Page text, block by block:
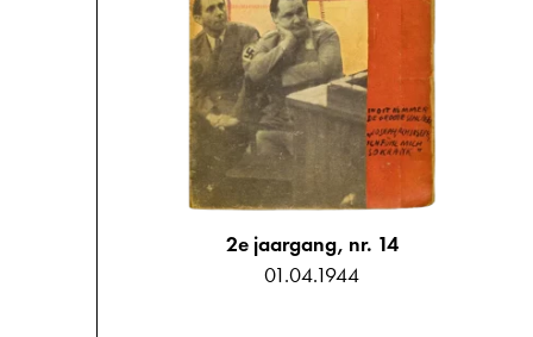
2e jaargang, nr. 14
01.04.1944